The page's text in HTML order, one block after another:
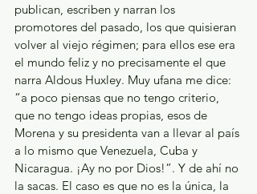
publican, escriben y narran los
promotores del pasado, los que quisieran
volver al viejo régimen; para ellos ese era
el mundo feliz y no precisamente el que
narra Aldous Huxley. Muy ufana me dice:
“a poco piensas que no tengo criterio,
que no tengo ideas propias, esos de
Morena y su presidenta van a llevar al país
a lo mismo que Venezuela, Cuba y
Nicaragua. ¡Ay no por Dios!”. Y de ahí no
la sacas. El caso es que no es la única, la